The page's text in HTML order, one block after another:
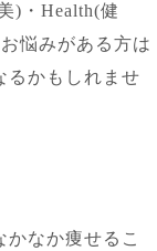
)・Health(健
悩みがある方は
るかもしれませ
なか痩せるこ